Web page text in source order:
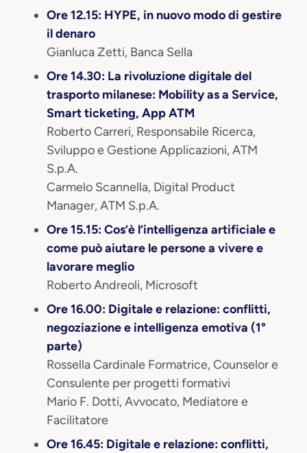
Ore 12.15: HYPE, in nuovo modo di gestire
il denaro
Gianluca Zetti, Banca Sella
Ore 14.30: La rivoluzione digitale del
trasporto milanese: Mobility as a Service,
Smart ticketing, App ATM
Roberto Carreri, Responsabile Ricerca,
Sviluppo e Gestione Applicazioni, ATM
S.p.A.
Carmelo Scannella, Digital Product
Manager, ATM S.p.A.
Ore 15.15: Cos’è l’intelligenza artificiale e
come può aiutare le persone a vivere e
lavorare meglio
Roberto Andreoli, Microsoft
Ore 16.00: Digitale e relazione: conflitti,
negoziazione e intelligenza emotiva (1°
parte)
Rossella Cardinale Formatrice, Counselor e
Consulente per progetti formativi
Mario F. Dotti, Avvocato, Mediatore e
Facilitatore
Ore 16.45: Digitale e relazione: conflitti,